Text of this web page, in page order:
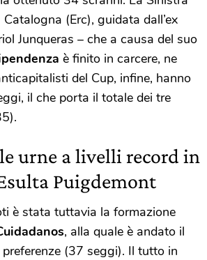
(Erc), guidata dall’ex
Junqueras – che a causa del suo
è finito in carcere, ne
del Cup, infine, hanno
il che porta il totale dei tre
urne a livelli record in
Puigdemont
è stata tuttavia la formazione
, alla quale è andato il
(37 seggi). Il tutto in